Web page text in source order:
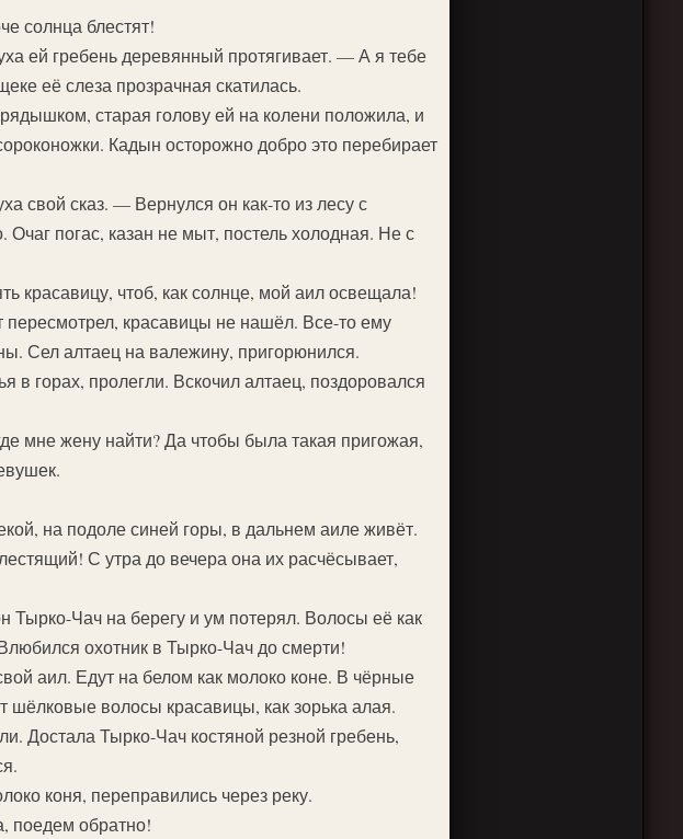
солнца блестят!
ей гребень деревянный протягивает. — А я тебе
её слеза прозрачная скатилась.
старая голову ей на колени положила, и
Кадын осторожно добро это перебирает
свой сказ. — Вернулся он как-то из лесу с
погас, казан не мыт, постель холодная. Не с
чтоб, как солнце, мой аил освещала!
красавицы не нашёл. Все-то ему
Сел алтаец на валежину, пригорюнился.
горах, пролегли. Вскочил алтаец, поздоровался
мне жену найти? Да чтобы была такая пригожая,
на подоле синей горы, в дальнем аиле живёт.
С утра до вечера она их расчёсывает,
Тырко-Чач на берегу и ум потерял. Волосы её как
охотник в Тырко-Чач до смерти!
аил. Едут на белом как молоко коне. В чёрные
волосы красавицы, как зорька алая.
Достала Тырко-Чач костяной резной гребень,
коня, переправились через реку.
поедем обратно!